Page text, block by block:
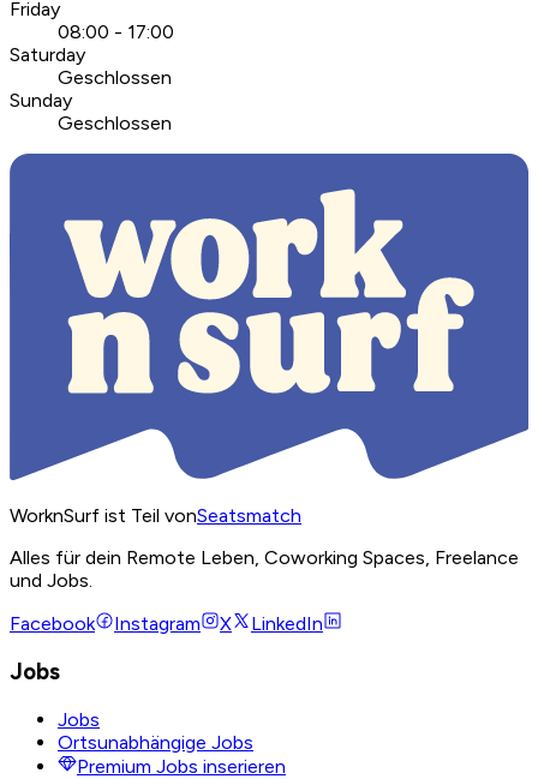
Friday
08:00 - 17:00
Saturday
Geschlossen
Sunday
Geschlossen
WorknSurf ist Teil vonSeatsmatch
Alles für dein Remote Leben, Coworking Spaces, Freelance
und Jobs.
Facebook
Instagram X LinkedIn
Jobs
Jobs
Ortsunabhängige Jobs
Premium Jobs inserieren